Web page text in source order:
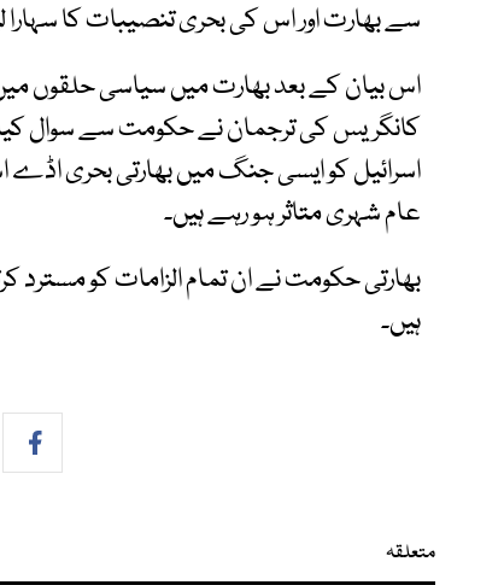
سے بھارت اور اس کی بحری تنصیبات کا سہارا
اس بیان کے بعد بھارت میں سیاسی حلقوں
کانگریس کی ترجمان نے حکومت سے سوال کیا
اسرائیل کو ایسی جنگ میں بھارتی بحری
عام شہری متاثر ہو رہے ہیں۔
بھارتی حکومت نے ان تمام الزامات کو
ہیں۔
متعلقہ